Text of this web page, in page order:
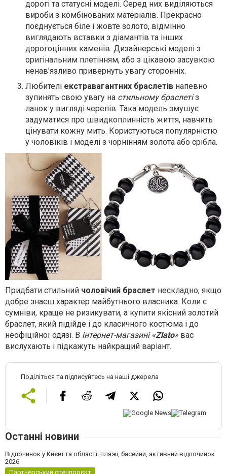
дорогі та статусні моделі. Серед них виділяються
вироби з комбінованих матеріалів. Прекрасно
поєднується біле і жовте золото, відмінно
виглядають вставки з діамантів та інших
дорогоцінних каменів. Дизайнерські моделі з
оригінальним плетінням, або з цікавою засувкою
ненав'язливо привернуть увагу сторонніх.
Любителі екстравагантних браслетів напевно
зупинять свою увагу на стильному браслетіз
ланок у вигляді черепів. Така модель змушує
задуматися про швидкоплинність життя, навчить
цінувати кожну мить. Користуються популярністю
у чоловіків і моделі з чорнінням золота або срібла.
Придбати стильний чоловічий браслет нескладно, якщо
добре знаєш характер майбутнього власника. Коли є
сумніви, краще не ризикувати, а купити якісний золотий
браслет, який підійде і до класичного костюма і до
неофіційної одязі. В інтернет-магазині «Zlato» вас
вислухають і підкажуть найкращий варіант.
Поділіться та підписуйтесь на наші джерела
Останні новини
Відпочинок у Києві та області: пляжі, басейни, активний відпочинок
2026
Партнерський спецпроєкт